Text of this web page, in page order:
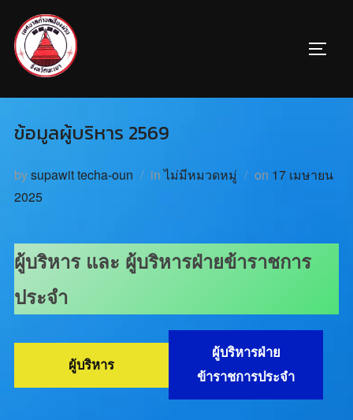
ข้อมูลผู้บริหาร 2569
bysupawit techa-oun inไม่มีหมวดหมู่ on 17 เมษายน
2025
ผู้บริหาร และ ผู้บริหารฝ่ายข้าราชการ
ประจำ
ผู้บริหาร
ผู้บริหารฝ่าย
ข้าราชการประจำ